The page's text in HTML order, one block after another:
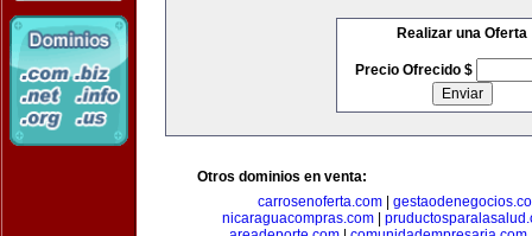
Realizar una Oferta
Precio Ofrecido $
Otros dominios en venta:
carrosenoferta.com
nicaraguacompras.com